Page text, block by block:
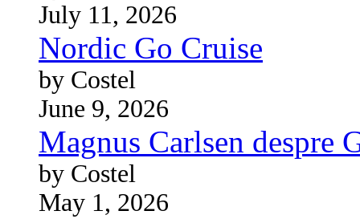
July 11, 2026
Nordic Go Cruise
by Costel
June 9, 2026
Magnus Carlsen despre
by Costel
May 1, 2026